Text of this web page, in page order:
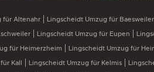
für Altenahr Lingscheidt Umzug für Baesweiler
Lingscheidt Umzug für Eupen
für Heimerzheim Lingscheidt Umzug für
Kall Lingscheidt Umzug für Kelmis